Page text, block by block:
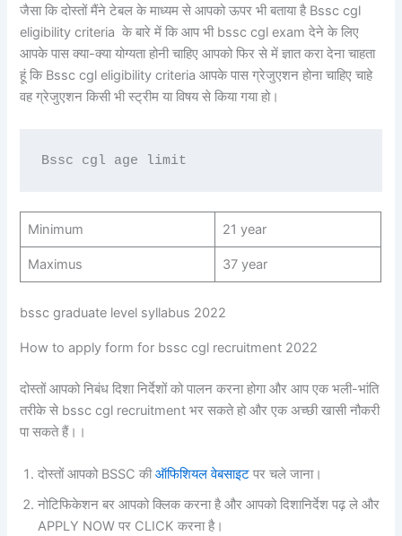
जैसा कि दोस्तों मैंने टेबल के माध्यम से आपको ऊपर भी बताया है Bssc cgl
eligibility criteria के बारे में कि आप भी bssc cgl exam देने के लिए
आपके पास क्या-क्या योग्यता होनी चाहिए आपको फिर से में ज्ञात करा देना चाहता
हूं कि Bssc cgl eligibility criteria आपके पास ग्रेजुएशन होना चाहिए चाहे
वह ग्रेजुएशन किसी भी स्ट्रीम या विषय से किया गया हो।
Bssc cgl age limit
Minimum 21 year
Maximus 37 year
bssc graduate level syllabus 2022
How to apply form for bssc cgl recruitment 2022
दोस्तों आपको निबंध दिशा निर्देशों को पालन करना होगा और आप एक भली-भांति
तरीके से bssc cgl recruitment भर सकते हो और एक अच्छी खासी नौकरी
पा सकते हैं।।
दोस्तों आपको BSSC कीऑफिशियल वेबसाइट पर चले जाना।
नोटिफिकेशन बर आपको क्लिक करना है और आपको दिशानिर्देश पढ़ ले और
APPLY NOW पर CLICK करना है।